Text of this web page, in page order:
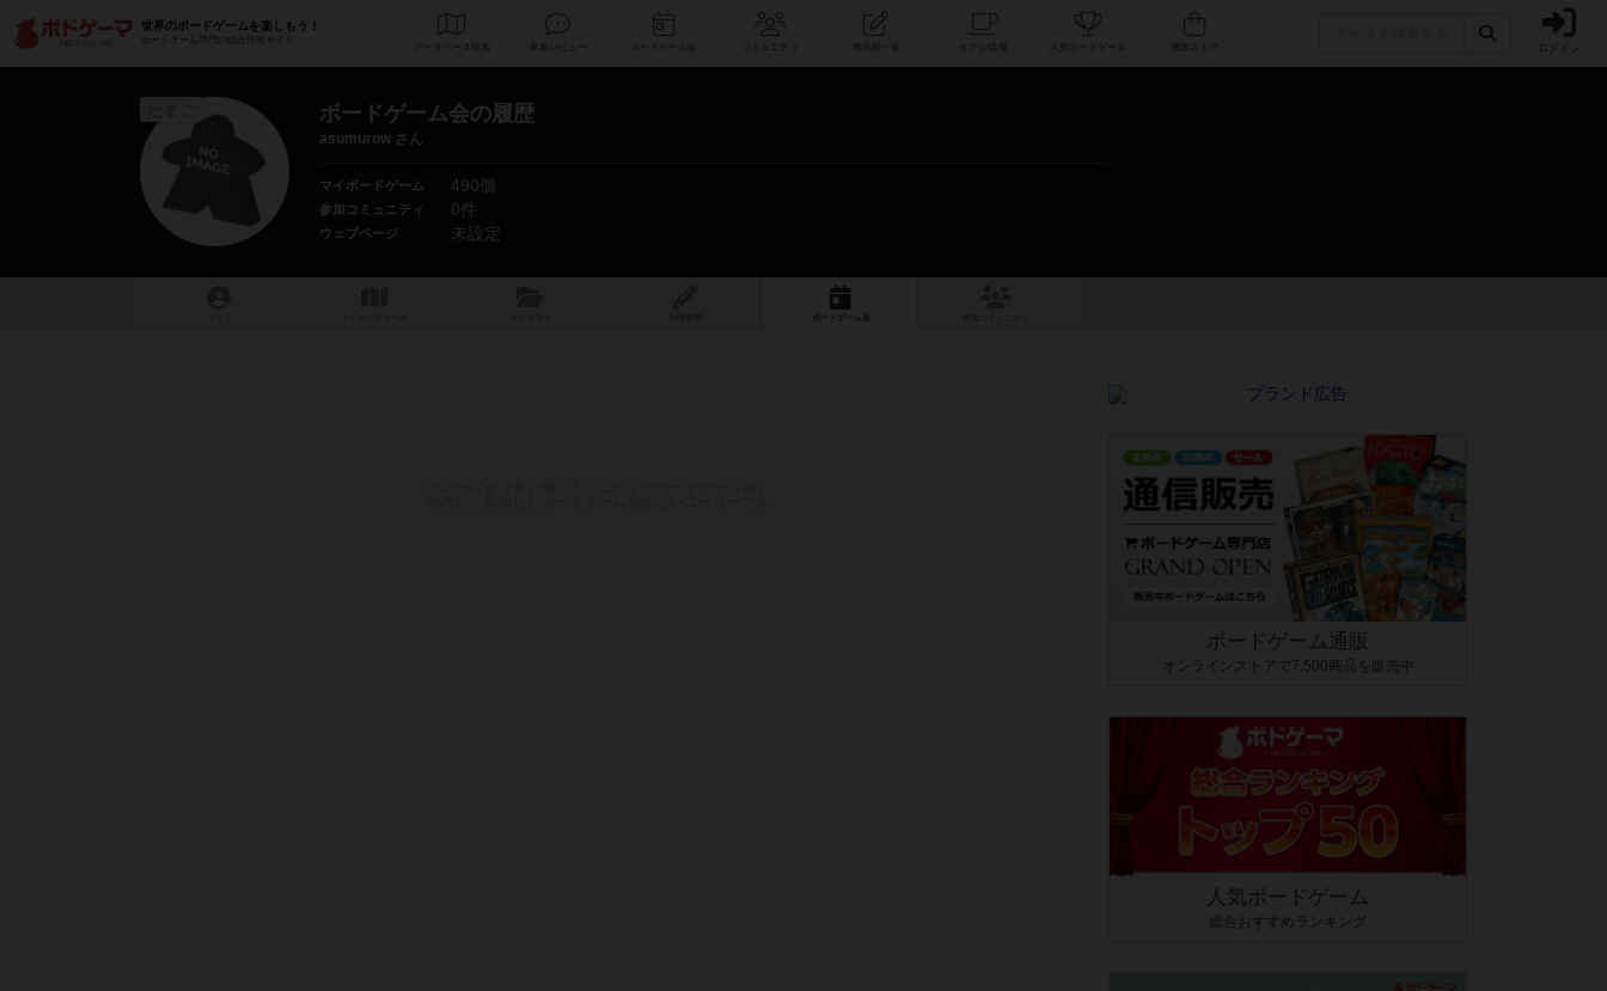
世界のボードゲームを楽しもう！
ボードゲーム専門の総合情報サイト
データベース コミュニティ 人気ボードゲーム ログイン
ボードゲーム会の履歴
asumurow さん
マイボードゲーム 490個
参加コミュニティ 0件
ウェブページ 未設定
ボ ドゲ ーム
ボードゲーム通販
オンラインストアで7,500商品を販売中
人気ボードゲーム
総合おすすめランキング